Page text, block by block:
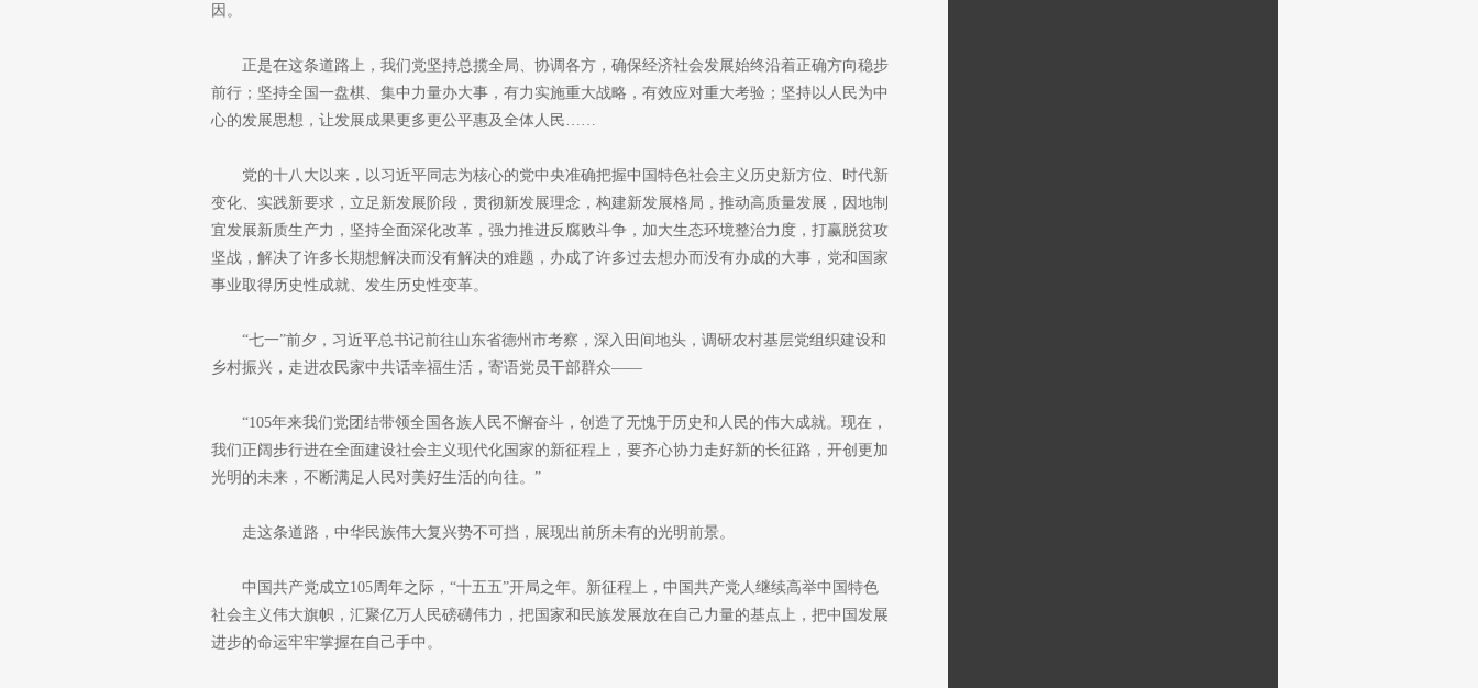
因。
正是在这条道路上，我们党坚持总揽全局、协调各方，确保经济社会发展始终沿着正确方向稳步
前行；坚持全国一盘棋、集中力量办大事，有力实施重大战略，有效应对重大考验；坚持以人民为中
心的发展思想，让发展成果更多更公平惠及全体人民……
党的十八大以来，以习近平同志为核心的党中央准确把握中国特色社会主义历史新方位、时代新
变化、实践新要求，立足新发展阶段，贯彻新发展理念，构建新发展格局，推动高质量发展，因地制
宜发展新质生产力，坚持全面深化改革，强力推进反腐败斗争，加大生态环境整治力度，打赢脱贫攻
坚战，解决了许多长期想解决而没有解决的难题，办成了许多过去想办而没有办成的大事，党和国家
事业取得历史性成就、发生历史性变革。
“七一”前夕，习近平总书记前往山东省德州市考察，深入田间地头，调研农村基层党组织建设和
乡村振兴，走进农民家中共话幸福生活，寄语党员干部群众——
“105年来我们党团结带领全国各族人民不懈奋斗，创造了无愧于历史和人民的伟大成就。现在，
我们正阔步行进在全面建设社会主义现代化国家的新征程上，要齐心协力走好新的长征路，开创更加
光明的未来，不断满足人民对美好生活的向往。”
走这条道路，中华民族伟大复兴势不可挡，展现出前所未有的光明前景。
中国共产党成立105周年之际，“十五五”开局之年。新征程上，中国共产党人继续高举中国特色
社会主义伟大旗帜，汇聚亿万人民磅礴伟力，把国家和民族发展放在自己力量的基点上，把中国发展
进步的命运牢牢掌握在自己手中。